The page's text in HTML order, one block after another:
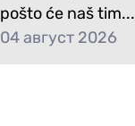
pošto će naš tim...
04 август 2026